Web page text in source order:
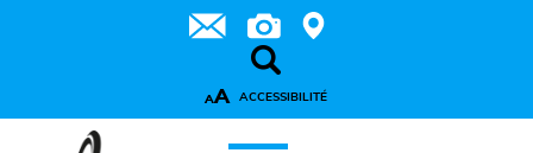
AA ACCESSIBILITÉ